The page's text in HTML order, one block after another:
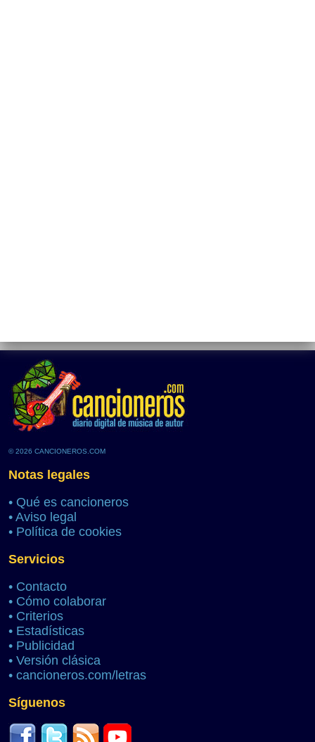
© 2026 CANCIONEROS.COM
Notas legales
• Qué es cancioneros
• Aviso legal
• Política de cookies
Servicios
• Contacto
• Cómo colaborar
• Criterios
• Estadísticas
• Publicidad
• Versión clásica
• cancioneros.com/letras
Síguenos